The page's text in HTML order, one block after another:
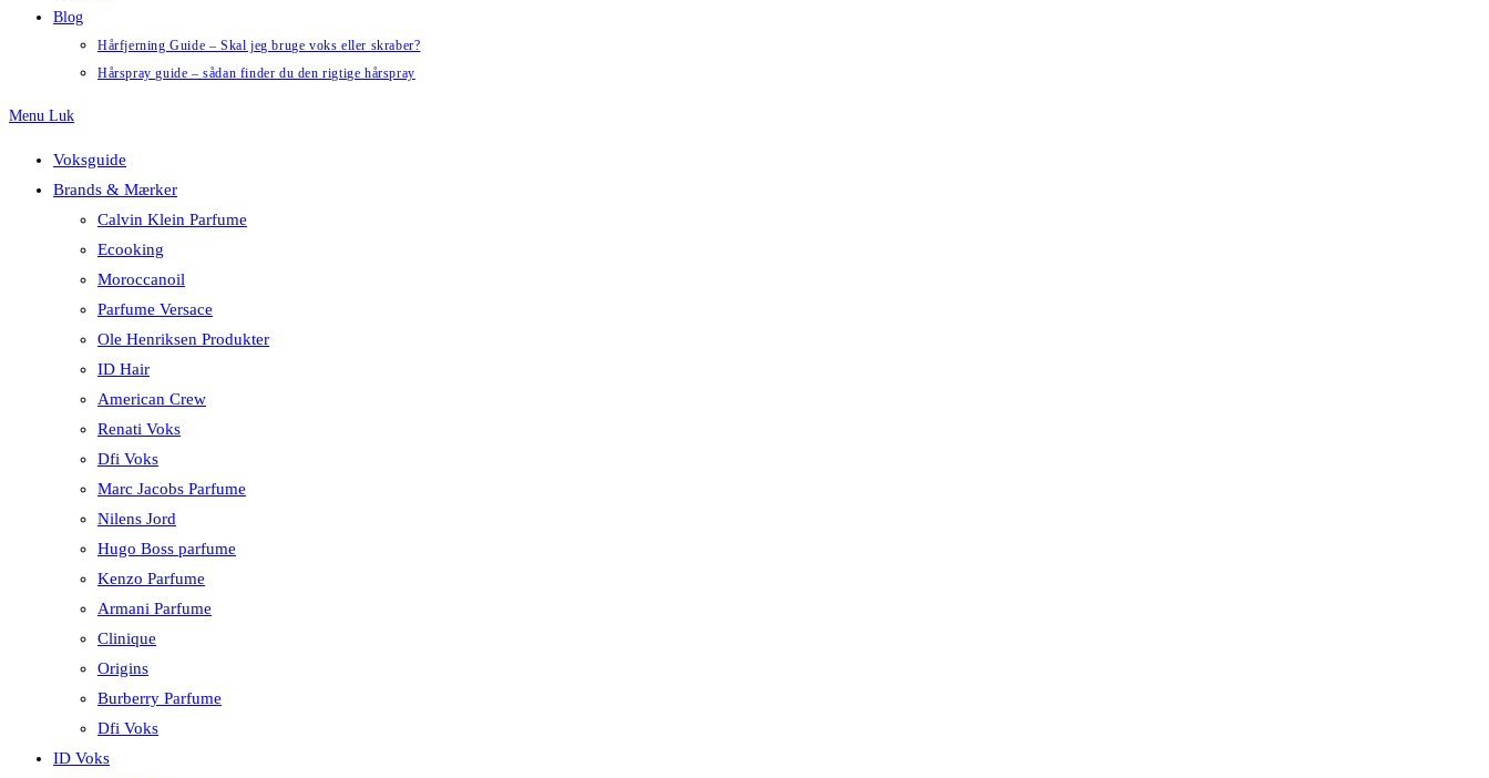
Blog
Hårfjerning Guide – Skal jeg bruge voks eller skraber?
Hårspray guide – sådan finder du den rigtige hårspray
Menu Luk
Voksguide
Brands & Mærker
Calvin Klein Parfume
Ecooking
Moroccanoil
Parfume Versace
Ole Henriksen Produkter
ID Hair
American Crew
Renati Voks
Dfi Voks
Marc Jacobs Parfume
Nilens Jord
Hugo Boss parfume
Kenzo Parfume
Armani Parfume
Clinique
Origins
Burberry Parfume
Dfi Voks
ID Voks